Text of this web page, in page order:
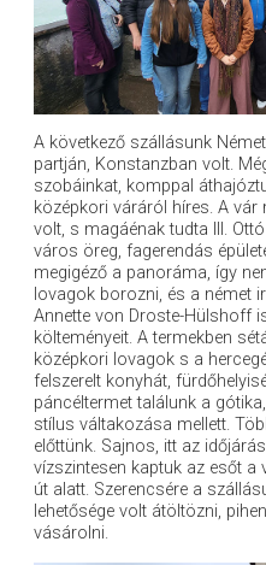
A következő szállásunk
partján, Konstanzban volt.
szobáinkat, komppal
középkori váráról híres. A
volt, s magáénak tudta III.
város öreg, fagerendás
megigéző a panoráma, így
lovagok borozni, és a német
Annette von Droste-Hülshoff
költeményeit. A termekben
középkori lovagok s a
felszerelt konyhát,
páncéltermet találunk a
stílus váltakozása mellett.
előttünk. Sajnos, itt az
vízszintesen kaptuk az esőt
út alatt. Szerencsére a
lehetősége volt átöltözni,
vásárolni.